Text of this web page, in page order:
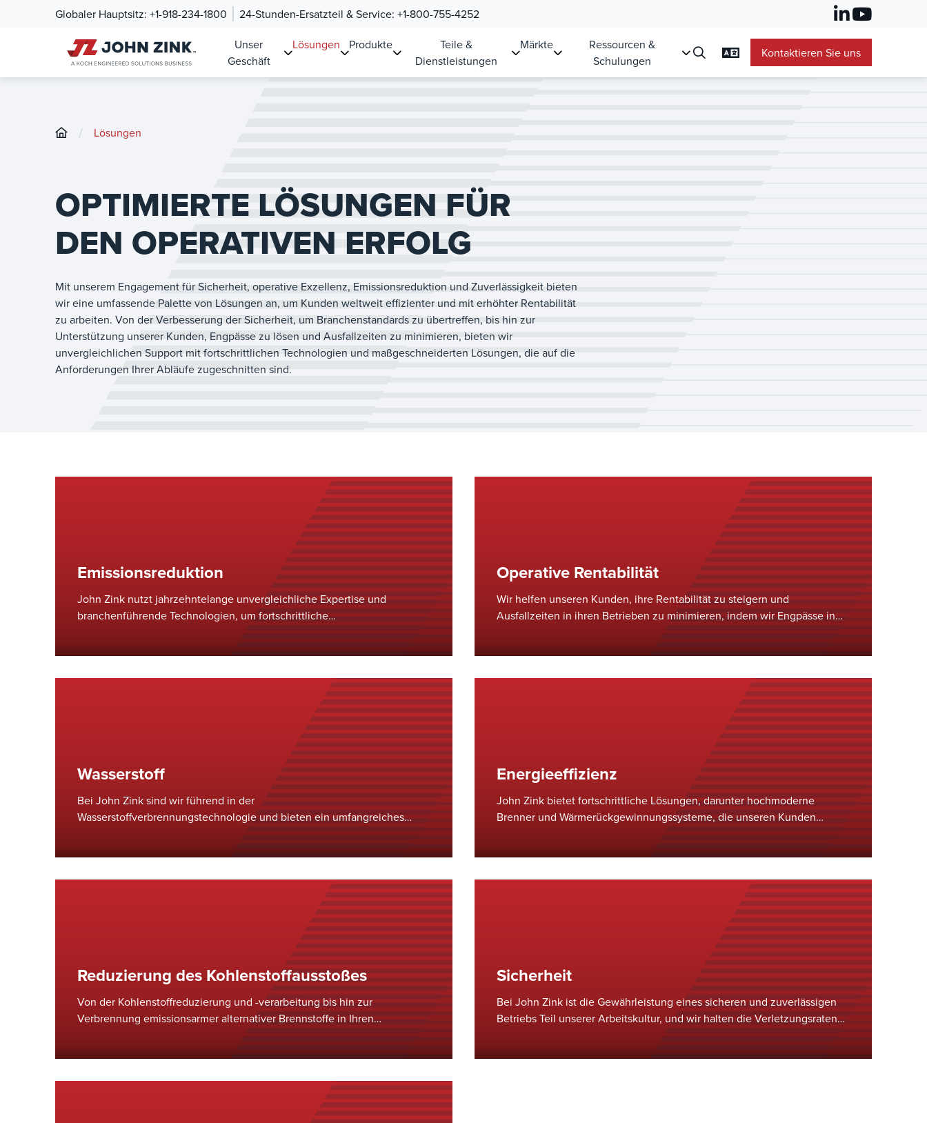
Globaler Hauptsitz: +1-918-234-1800 24-Stunden-Ersatzteil & Service: +1-800-755-4252
Unser
Geschäft
Lösungen Produkte
Teile &
Dienstleistungen
Märkte
Ressourcen &
Schulungen
Kontaktieren Sie uns
/ Lösungen
OPTIMIERTE LÖSUNGEN FÜR
DEN OPERATIVEN ERFOLG
Mit unserem Engagement für Sicherheit, operative Exzellenz, Emissionsreduktion und Zuverlässigkeit bieten
wir eine umfassende Palette von Lösungen an, um Kunden weltweit effizienter und mit erhöhter Rentabilität
zu arbeiten. Von der Verbesserung der Sicherheit, um Branchenstandards zu übertreffen, bis hin zur
Unterstützung unserer Kunden, Engpässe zu lösen und Ausfallzeiten zu minimieren, bieten wir
unvergleichlichen Support mit fortschrittlichen Technologien und maßgeschneiderten Lösungen, die auf die
Anforderungen Ihrer Abläufe zugeschnitten sind.
Emissionsreduktion
John Zink nutzt jahrzehntelange unvergleichliche Expertise und
branchenführende Technologien, um fortschrittliche
Emissionsreduktionslösungen für Stickoxide (NOx) und Kohlenmonoxid
(CO) zu liefern und so Betreibern einer Vielzahl von Branchen zu helfen,
Operative Rentabilität
Wir helfen unseren Kunden, ihre Rentabilität zu steigern und
Ausfallzeiten in ihren Betrieben zu minimieren, indem wir Engpässe in
ihren Prozessen identifizieren und beseitigen und so eine effizientere
und zuverlässigere Leistung erzielen.&nbsp;
Wasserstoff
Bei John Zink sind wir führend in der
Wasserstoffverbrennungstechnologie und bieten ein umfangreiches
Produktportfolio, das auf die Anforderungen des heutigen
Wasserstoffmarktes zugeschnitten ist. Unsere fortschrittlichen
Wasserstoffwechsels zu meistern und bieten unvergleichliche Expertise
Energieeffizienz
John Zink bietet fortschrittliche Lösungen, darunter hochmoderne
Brenner und Wärmerückgewinnungssysteme, die unseren Kunden
helfen, die Energieeffizienz in vielen verschiedenen Branchen zu
optimieren und gleichzeitig Emissionen und Betriebskosten zu senken.
Reduzierung des Kohlenstoffausstoßes
Von der Kohlenstoffreduzierung und -verarbeitung bis hin zur
Verbrennung emissionsarmer alternativer Brennstoffe in Ihren
Verbrennungsanlagen hat John Zink seine Fähigkeiten zur Optimierung
der Leistung Ihrer Anlage unter Beweis gestellt.
Sicherheit
Bei John Zink ist die Gewährleistung eines sicheren und zuverlässigen
Betriebs Teil unserer Arbeitskultur, und wir halten die Verletzungsraten
konsequent weit unter dem Branchendurchschnitt, was durch unsere
Auszeichnung mit dem VPP Star of Excellence der OSHA für